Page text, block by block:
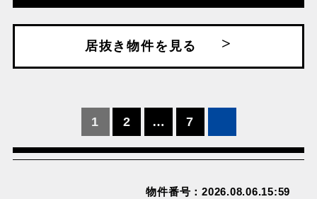
居抜き物件を見る
の
1 2 … 7
物件番号：2026.08.06.15:59